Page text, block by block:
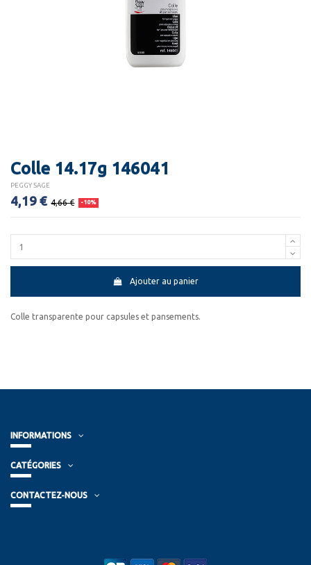
Colle 14.17g 146041
PEGGY SAGE
4,19 € 4,66 € -10%
Ajouter au panier
Colle transparente pour capsules et pansements.
INFORMATIONS
CATÉGORIES
CONTACTEZ-NOUS